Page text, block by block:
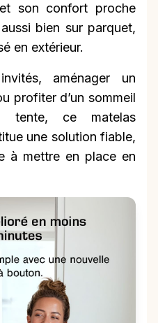
son confort proche
bien sur parquet,
en extérieur.
aménager un
profiter d’un sommeil
tente, ce matelas
une solution fiable,
à mettre en place en